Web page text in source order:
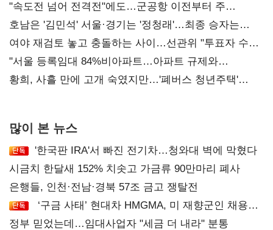
"속도전 넘어 전격전"에도…군공항 이전부터 주
52시간까지 '뇌관'
호남은 '김민석' 서울·경기는 '정청래'…최종 승자는
'안갯속'
여야 재검토 놓고 충돌하는 사이…선관위 "투표자 수
오차 당연"
"서울 등록임대 84%비아파트…아파트 규제와
달리해야"
황희, 사흘 만에 고개 숙였지만…'폐버스 청년주택'
많이 본 뉴스
'한국판 IRA'서 빠진 전기차…청와대 벽에 막혔다
시금치 한달새 152% 치솟고 가금류 90만마리 폐사
은행들, 인천·전남·경북 57조 금고 쟁탈전
‘구금 사태’ 현대차 HMGMA, 미 재향군인 채용
확대로 분위기 반전
정부 믿었는데…임대사업자 "세금 더 내라" 분통